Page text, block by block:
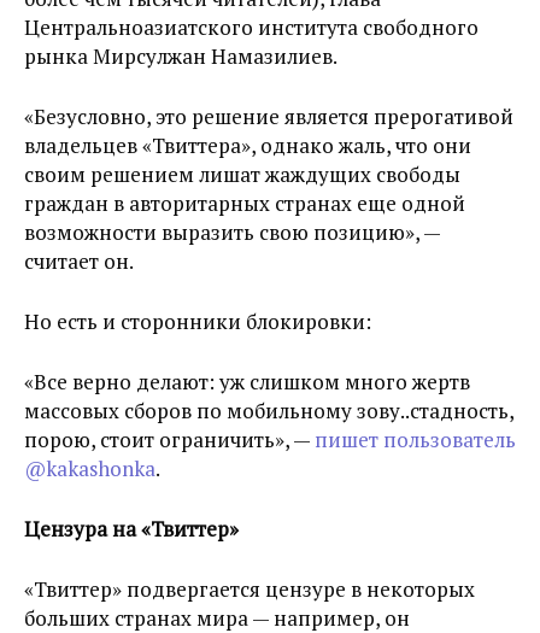
Центральноазиатского института свободного
рынка Мирсулжан Намазилиев.
«Безусловно, это решение является прерогативой
владельцев «Твиттера», однако жаль, что они
своим решением лишат жаждущих свободы
граждан в авторитарных странах еще одной
возможности выразить свою позицию», —
считает он.
Но есть и сторонники блокировки:
«Все верно делают: уж слишком много жертв
массовых сборов по мобильному зову..стадность,
порою, стоит ограничить», — пишет пользователь
@kakashonka.
Цензура на «Твиттер»
«Твиттер» подвергается цензуре в некоторых
больших странах мира — например, он